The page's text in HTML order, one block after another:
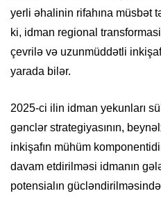
yerli əhalinin rifahına müsbət
ki, idman regional
çevrilə və uzunmüddətli
yarada bilər.
2025-ci ilin idman yekunları
gənclər strategiyasının,
inkişafın mühüm
davam etdirilməsi idmanın
potensialın gücləndirilməsində